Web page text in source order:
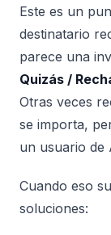
Este es un
destinatario
parece una
Quizás /
Otras veces
se importa,
un usuario de
Cuando eso
soluciones: